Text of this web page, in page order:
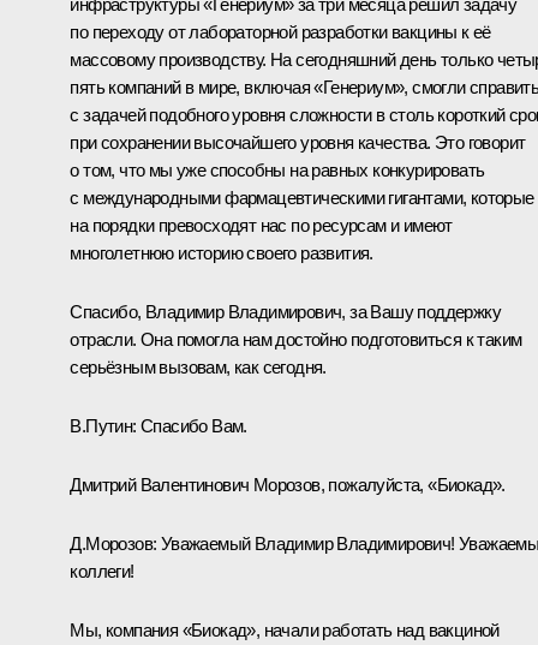
по переходу от лабораторной разработки вакцины к её
массовому производству. На сегодняшний день только
пять компаний в мире, включая «Генериум», смогли
с задачей подобного уровня сложности в столь короткий
при сохранении высочайшего уровня качества. Это говорит
о том, что мы уже способны на равных конкурировать
с международными фармацевтическими гигантами, которые
на порядки превосходят нас по ресурсам и имеют
многолетнюю историю своего развития.
Спасибо, Владимир Владимирович, за Вашу поддержку
отрасли. Она помогла нам достойно подготовиться к таким
серьёзным вызовам, как сегодня.
В.Путин: Спасибо Вам.
Дмитрий Валентинович Морозов, пожалуйста, «Биокад».
Д.Морозов: Уважаемый Владимир Владимирович!
коллеги!
Мы, компания «Биокад», начали работать над вакциной